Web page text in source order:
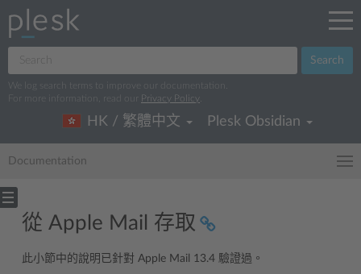
Search
We log search terms to improve our documentation.
For more information, read our
Privacy Policy
HK / 繁體中文 Plesk Obsidian
Documentation
從 Apple Mail 存取
此小節中的說明已針對 Apple Mail 13.4 驗證過。